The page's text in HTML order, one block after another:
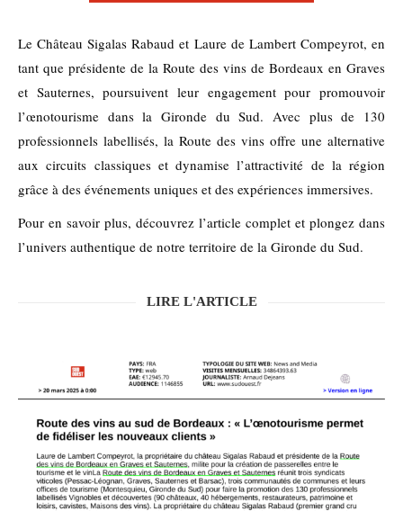
Le Château Sigalas Rabaud et Laure de Lambert Compeyrot, en
tant que présidente de la Route des vins de Bordeaux en Graves
et Sauternes, poursuivent leur engagement pour promouvoir
l’œnotourisme dans la Gironde du Sud. Avec plus de 130
professionnels labellisés, la Route des vins offre une alternative
aux circuits classiques et dynamise l’attractivité de la région
grâce à des événements uniques et des expériences immersives.
Pour en savoir plus, découvrez l’article complet et plongez dans
l’univers authentique de notre territoire de la Gironde du Sud.
LIRE L'ARTICLE